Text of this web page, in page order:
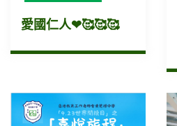
愛國仁人❤🥰🥰🥰